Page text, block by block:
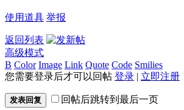
使用道具 举报
返回列表
高级模式
B Color Image Link Quote Code Smilies
您需要登录后才可以回帖 登录 | 立即注册
发表回复 回帖后跳转到最后一页